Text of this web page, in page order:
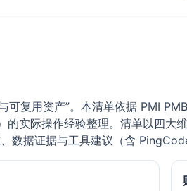
可复用资产”。本清单依据 PMI
实际操作经验整理。清单以四
数据证据与工具建议（含